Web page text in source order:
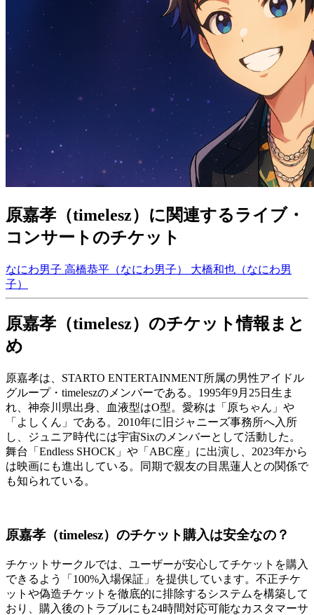
原嘉孝（timelesz）に関連するライブ・
コンサートのチケット
なにわ男子 高橋恭平（なにわ男子） 大橋和也（なにわ男
子）
原嘉孝（timelesz）のチケット情報まと
め
原嘉孝は、STARTO ENTERTAINMENT所属の男性アイドル
グループ・timeleszのメンバーである。1995年9月25日生ま
れ、神奈川県出身、血液型はO型。愛称は「原ちゃん」や
「よしくん」である。2010年に旧ジャニーズ事務所へ入所
し、ジュニア時代には宇宙Sixのメンバーとして活動した。
舞台「Endless SHOCK」や「ABC座」に出演し、2023年から
は映画にも進出している。同期で親友の目黒蓮人との関係で
も知られている。
原嘉孝（timelesz）のチケット購入は安全なの？
チケットサークルでは、ユーザーが安心してチケットを購入
できるよう「100%入場保証」を提供しています。不正チケ
ットや偽造チケットを徹底的に排除するシステムを構築して
おり、購入後のトラブルにも24時間対応可能なカスタマーサ